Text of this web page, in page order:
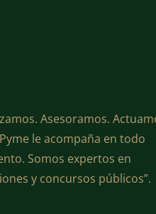
Asesoramos.
le acompaña en todo
Somos expertos en
y concursos públicos”.